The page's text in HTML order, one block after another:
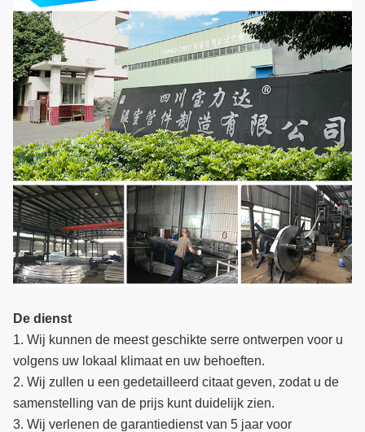
De dienst
1. Wij kunnen de meest geschikte serre ontwerpen voor u
volgens uw lokaal klimaat en uw behoeften.
2. Wij zullen u een gedetailleerd citaat geven, zodat u de
samenstelling van de prijs kunt duidelijk zien.
3. Wij verlenen de garantiedienst van 5 jaar voor